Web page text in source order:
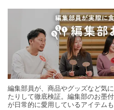
編集部員が、商品やグッズなど気
たりして徹底検証。編集部のお墨
が日常的に愛用しているアイテム